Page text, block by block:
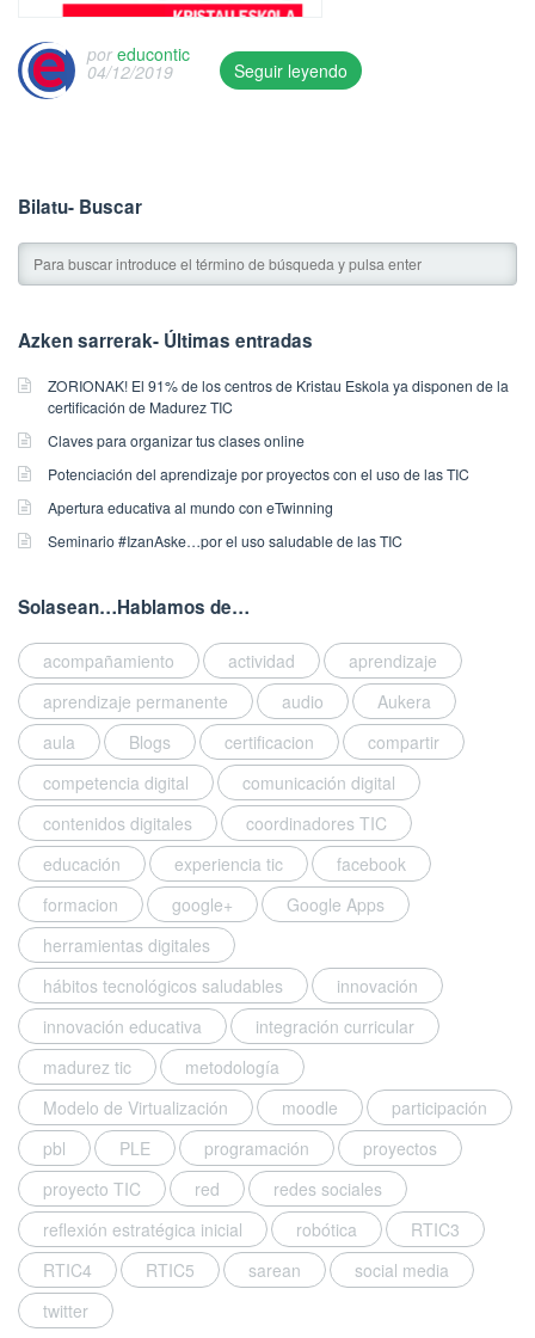
T
e
n
t
a
p
b
l
i
s
h
d
o
n
0
4
1
2
/
2
0
1
9
a
n
d
w
a
u
p
d
a
e
d
o
n
0
4
e
d
u
c
o
n
t
c
.
C
r
e
a
d
o
por educontic
04/12/2019 Seguir leyendo
Bilatu- Buscar
Azken sarrerak- Últimas entradas
ZORIONAK! El 91% de los centros de Kristau Eskola ya disponen de la
certificación de Madurez TIC
Claves para organizar tus clases online
Potenciación del aprendizaje por proyectos con el uso de las TIC
Apertura educativa al mundo con eTwinning
Seminario #IzanAske…por el uso saludable de las TIC
Solasean…Hablamos de…
acompañamiento actividad
aprendizaje
aprendizaje permanente
audio
Aukera
aula
Blogs certificacion
compartir
competencia digital
comunicación digital
contenidos digitales
coordinadores TIC
educación
experiencia tic
facebook
formacion
google+
Google Apps
herramientas digitales
hábitos tecnológicos saludables
innovación
innovación educativa
integración curricular
madurez tic
metodología
Modelo de Virtualización
moodle
participación
pbl
PLE programación
proyectos
proyecto TIC
red
redes sociales
reflexión estratégica inicial
robótica
RTIC3
RTIC4
RTIC5 sarean
social media
twitter